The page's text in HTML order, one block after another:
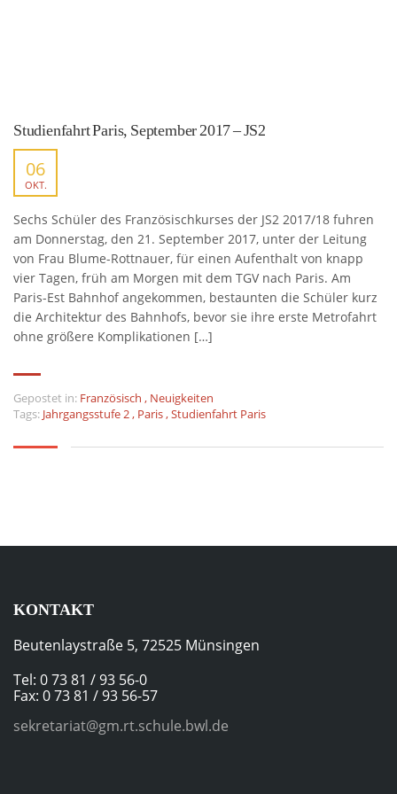
Studienfahrt Paris, September 2017 – JS2
06
OKT.
Sechs Schüler des Französischkurses der JS2 2017/18 fuhren
am Donnerstag, den 21. September 2017, unter der Leitung
von Frau Blume-Rottnauer, für einen Aufenthalt von knapp
vier Tagen, früh am Morgen mit dem TGV nach Paris. Am
Paris-Est Bahnhof angekommen, bestaunten die Schüler kurz
die Architektur des Bahnhofs, bevor sie ihre erste Metrofahrt
ohne größere Komplikationen […]
Gepostet in: Französisch , Neuigkeiten
Tags: Jahrgangsstufe 2, Paris,Studienfahrt Paris
KONTAKT
Beutenlaystraße 5, 72525 Münsingen
Tel: 0 73 81 / 93 56-0
Fax: 0 73 81 / 93 56-57
sekretariat@gm.rt.schule.bwl.de